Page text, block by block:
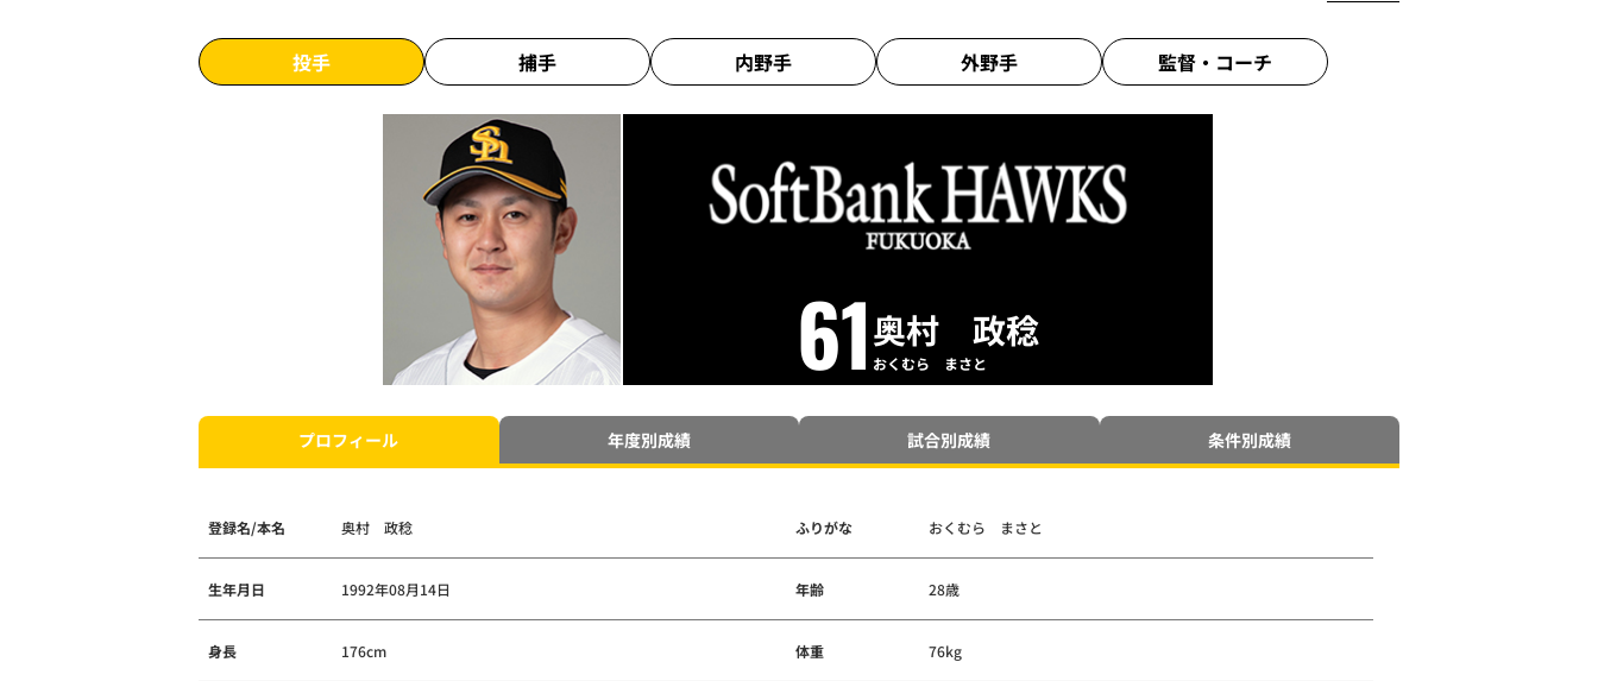
投手 捕手 内野手 外野手 監督・ コーチ
61奥村 政稔
おくむら まさと
プロフィール 年度別成績 試合別成績 条件別成績
登録名/本名 奥村 政稔 ふりがな おくむら まさと
生年月日 1992年08月14日 年齢 28歳
身長 176cm 体重 76kg